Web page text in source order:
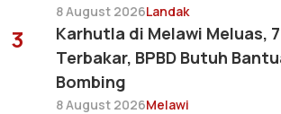
8 August 2026Landak
3
Karhutla di Melawi Meluas,
Terbakar, BPBD Butuh
Bombing
8 August 2026Melawi